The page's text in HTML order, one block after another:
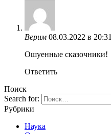
Верим 08.03.2022 в 20:31
Ошуенные сказочники!
Ответить
Поиск
Search for:
Рубрики
Наука